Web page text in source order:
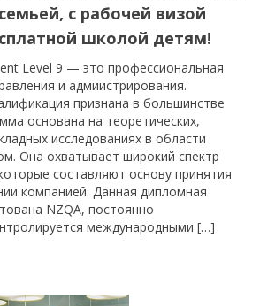
с рабочей визой
школой детям!
Level 9 — это профессиональная
и адмиистрирования.
признана в большинстве
основана на теоретических,
исследованиях в области
Она охватывает широкий спектр
составляют основу принятия
компанией. Данная дипломная
NZQA, постоянно
международными […]